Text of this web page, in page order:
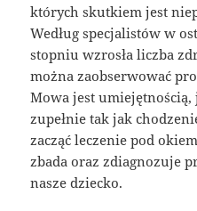
których skutkiem jest
Według specjalistów w
stopniu wzrosła liczba
można zaobserwować
Mowa jest umiejętnością,
zupełnie tak jak
zacząć leczenie pod
zbada oraz zdiagnozuje
nasze dziecko.